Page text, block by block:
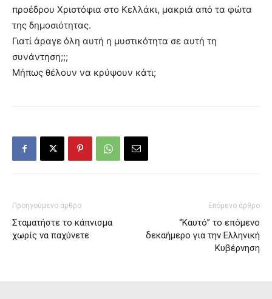
προέδρου Χριστόφια στο Κελλάκι, μακριά από τα φώτα
της δημοσιότητας.
Γιατί άραγε όλη αυτή η μυστικότητα σε αυτή τη
συνάντηση;;;
Μήπως θέλουν να κρύψουν κάτι;
Προηγούμενο άρθρο
Σταματήστε το κάπνισμα
χωρίς να παχύνετε
Επόμενο άρθρο
“Καυτό” το επόμενο
δεκαήμερο για την Ελληνική
Κυβέρνηση